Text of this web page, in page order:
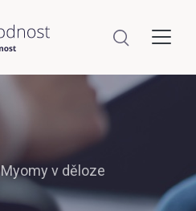
Myomy v děloze